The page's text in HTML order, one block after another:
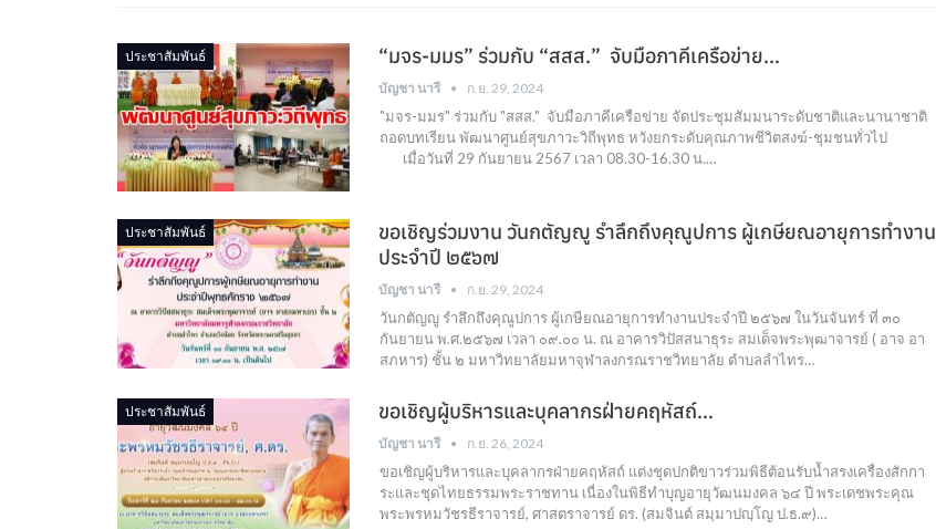
ประชาสัมพันธ์ “มจร-มมร” ร่วมกับ “สสส.” จับมือภาคีเครือข่าย…
บัญชา นารี ก.ย. 29, 2024
"มจร-มมร" ร่วมกับ "สสส." จับมือภาคีเครือข่าย จัดประชุมสัมมนาระดับชาติและนานาชาติ
ถอดบทเรียน พัฒนาศูนย์สุขภาวะวิถีพุทธ หวังยกระดับคุณภาพชีวิตสงฆ์-ชุมชนทั่วไป
เมื่อวันที่ 29 กันยายน 2567 เวลา 08.30-16.30 น.…
ประชาสัมพันธ์
ขอเชิญร่วมงาน วันกตัญญู รำลึกถึงคุณูปการ ผู้เกษียณอายุการทำงาน
ประจำปี ๒๕๖๗
บัญชา นารี ก.ย. 29, 2024
วันกตัญญู รำลึกถึงคุณูปการ ผู้เกษียณอายุการทำงานประจำปี ๒๕๖๗ ในวันจันทร์ ที่ ๓๐
กันยายน พ.ศ.๒๕๖๗ เวลา ๐๙.๐๐ น. ณ อาคารวิปัสสนาธุระ สมเด็จพระพุฒาจารย์ ( อาจ อา
สภหาร) ชั้น ๒ มหาวิทยาลัยมหาจุฬาลงกรณราชวิทยาลัย ตำบลลำไทร…
ประชาสัมพันธ์ ขอเชิญผู้บริหารและบุคลากรฝ่ายคฤหัสถ์…
บัญชา นารี ก.ย. 26, 2024
ขอเชิญผู้บริหารและบุคลากรฝ่ายคฤหัสถ์ แต่งชุดปกติขาวร่วมพิธีต้อนรับน้ำสรงเครื่องสักกา
ระและชุดไทยธรรมพระราชทาน เนื่องในพิธีทำบุญอายุวัฒนมงคล ๖๔ ปี พระเดชพระคุณ
พระพรหมวัชรธีราจารย์, ศาสตราจารย์ ดร. (สมจินต์ สมฺมาปญฺโญ ป.ธ.๙)…